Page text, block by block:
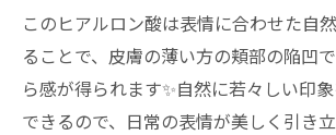
このヒアルロン酸は表情に合わせた自
ることで、皮膚の薄い方の頬部の陥凹
ら感が得られます✨自然に若々しい印
できるので、日常の表情が美しく引き立